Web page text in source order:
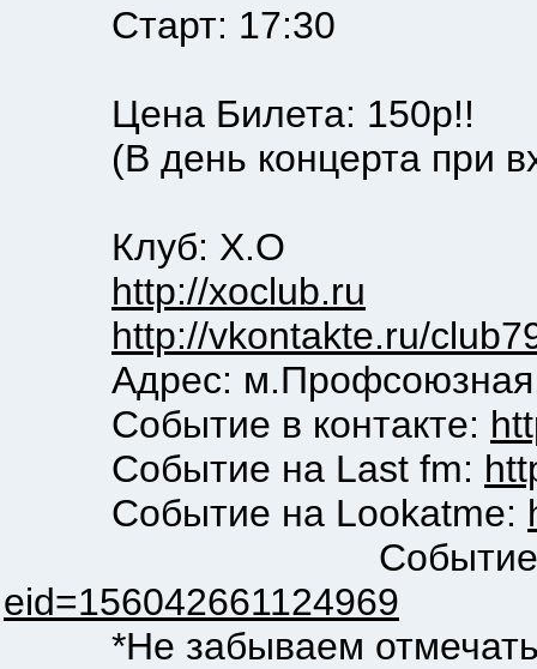
Старт: 17:30
Цена Билета: 150р!!
(В день концерта при
Клуб: Х.О
http://xoclub.ru
http://vkontakte.ru/
Aдpec:
Событие в контакте:
Событие на Last fm:
Событие на Lookatme:
Событие на
eid=156042661124969
*Не забываем